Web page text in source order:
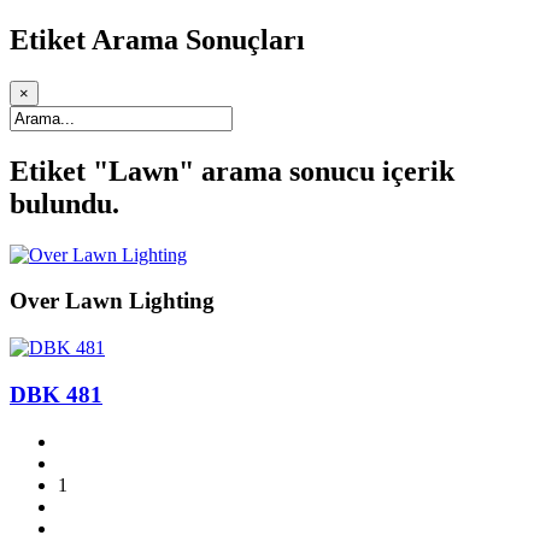
Etiket Arama Sonuçları
×
Etiket "Lawn" arama sonucu içerik
bulundu.
Over Lawn Lighting
DBK 481
1